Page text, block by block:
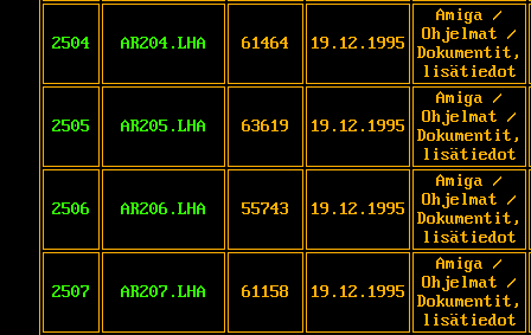
2504 AR204.LHA 61464 19.12.1995
Amiga /
Ohjelmat /
Dokumentit,
lisätiedot
2505 AR205.LHA 63619 19.12.1995
Amiga /
Ohjelmat /
Dokumentit,
lisätiedot
2506 AR206.LHA 55743 19.12.1995
Amiga /
Ohjelmat /
Dokumentit,
lisätiedot
2507 AR207.LHA 61158 19.12.1995
Amiga /
Ohjelmat /
Dokumentit,
lisätiedot